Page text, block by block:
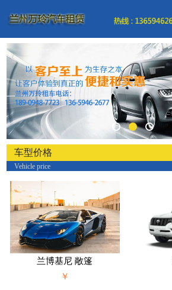
车型价格
Vehicle price
兰博基尼 敞篷
￥